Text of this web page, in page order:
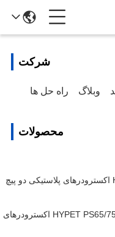
شرکت
وبلاگ راه حل ها
محصولات
شنژن HYPET PS75/38 95/38 125/38 اکسترودرهای پلاستیکی دو پیچ
شنژن HYPET PS65/75/90/110/112/125/130/150/160 اکسترودرهای